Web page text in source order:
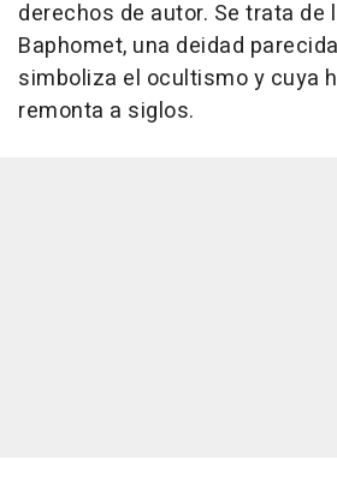
derechos de autor. Se trata de
Baphomet, una deidad
simboliza el ocultismo y cuya
remonta a siglos.